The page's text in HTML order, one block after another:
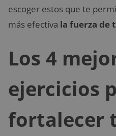
escoger estos que te
más efectiva la fuerza de
Los 4
ejercicios
fortalecer